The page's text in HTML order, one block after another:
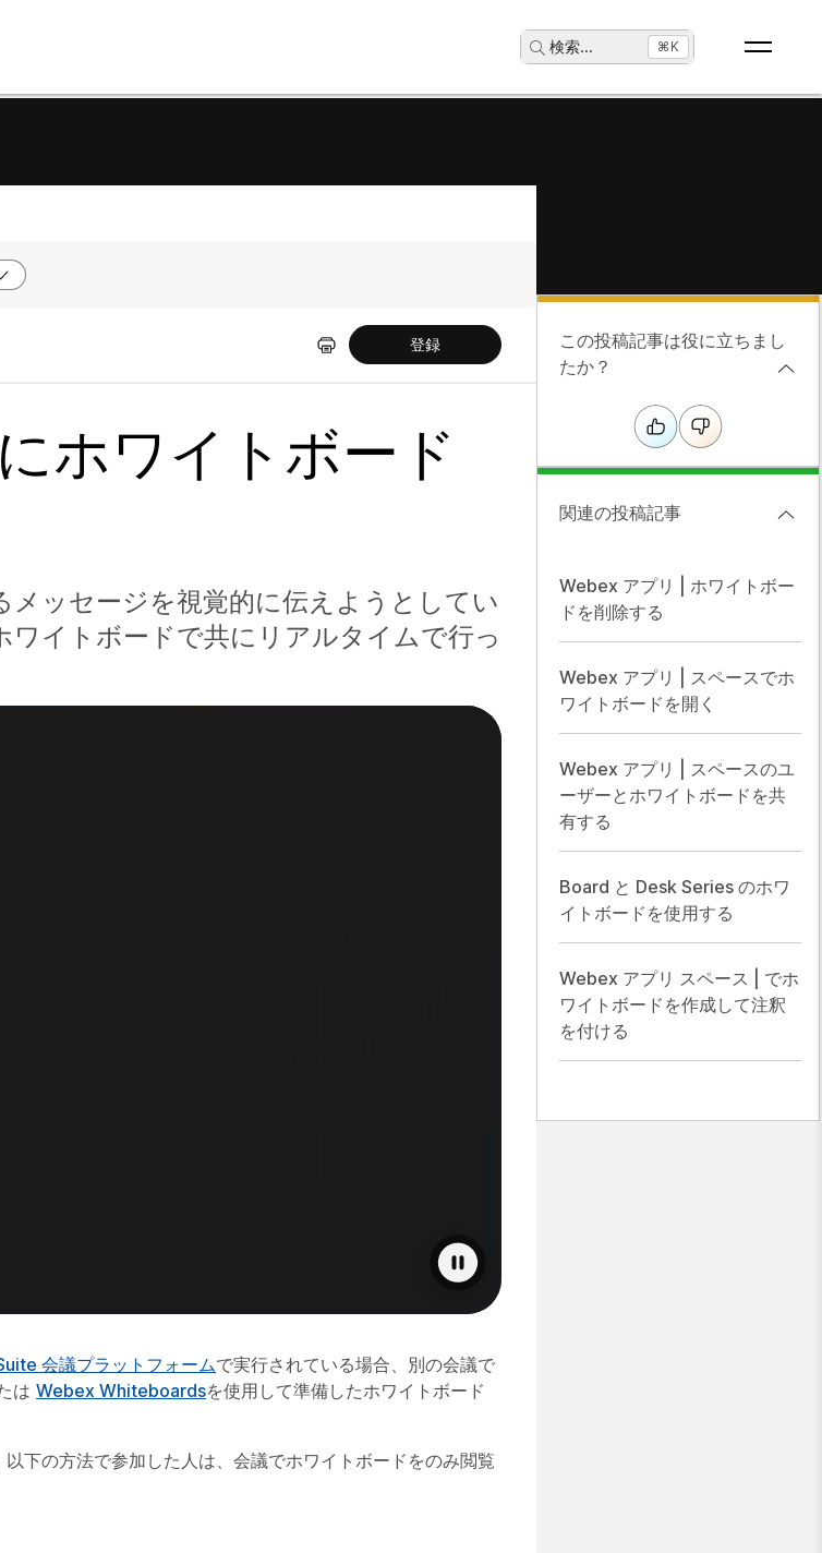
検索... ⌘K
登録
ホワイトボード
ッセージを視覚的に伝えようとしてい
イトボードで共にリアルタイムで行っ
会議プラットフォームで実行されている場合、別の会議で
は Webex Whiteboardsを使用して準備したホワイトボード
下の方法で参加した人は、会議でホワイトボードをのみ閲覧
この投稿記事は役に立ちまし
たか？
関連の投稿記事
Webex アプリ | ホワイトボー
ドを削除する
Webex アプリ | スペースでホ
ワイトボードを開く
Webex アプリ | スペースのユ
ーザーとホワイトボードを共
有する
Board と Desk Series のホワ
イトボードを使用する
Webex アプリ スペース | でホ
ワイトボードを作成して注釈
を付ける